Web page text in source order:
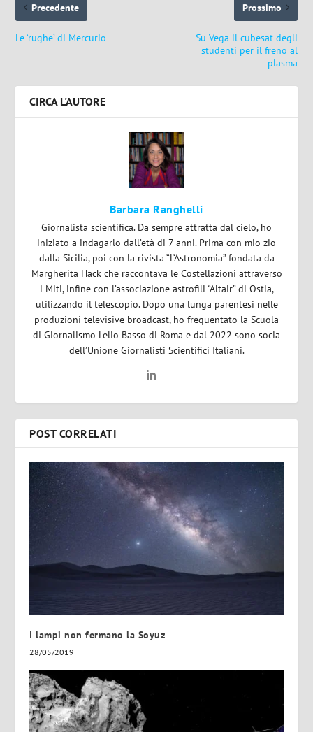
Precedente
Le ‘rughe’ di Mercurio
Prossimo
Su Vega il cubesat degli
studenti per il freno al
plasma
CIRCA L'AUTORE
Barbara Ranghelli
Giornalista scientifica. Da sempre attratta dal cielo, ho
iniziato a indagarlo dall’età di 7 anni. Prima con mio zio
dalla Sicilia, poi con la rivista “L‘Astronomia” fondata da
Margherita Hack che raccontava le Costellazioni attraverso
i Miti, infine con l’associazione astrofili “Altair” di Ostia,
utilizzando il telescopio. Dopo una lunga parentesi nelle
produzioni televisive broadcast, ho frequentato la Scuola
di Giornalismo Lelio Basso di Roma e dal 2022 sono socia
dell’Unione Giornalisti Scientifici Italiani.
POST CORRELATI
I lampi non fermano la Soyuz
28/05/2019